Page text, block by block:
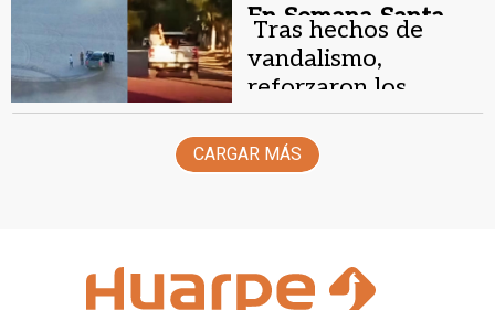
En Semana Santa.
Tras hechos de
vandalismo,
reforzaron los
controles policiales
en Barreal
CARGAR MÁS